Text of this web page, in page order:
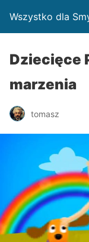
Wszystko dla
Dziecięce
marzenia
tomasz